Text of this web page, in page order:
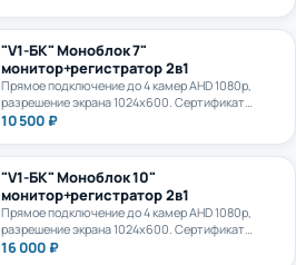
microSD до 1Тб.
"V1-БК" Моноблок 7"
монитор+регистратор 2в1
Прямое подключение до 4 камер AHD 1080p,
разрешение экрана 1024х600. Сертификат
ПП969.
10 500 ₽
"V1-БК" Моноблок 10"
монитор+регистратор 2в1
Прямое подключение до 4 камер AHD 1080p,
разрешение экрана 1024х600. Сертификат
ПП969.
16 000 ₽